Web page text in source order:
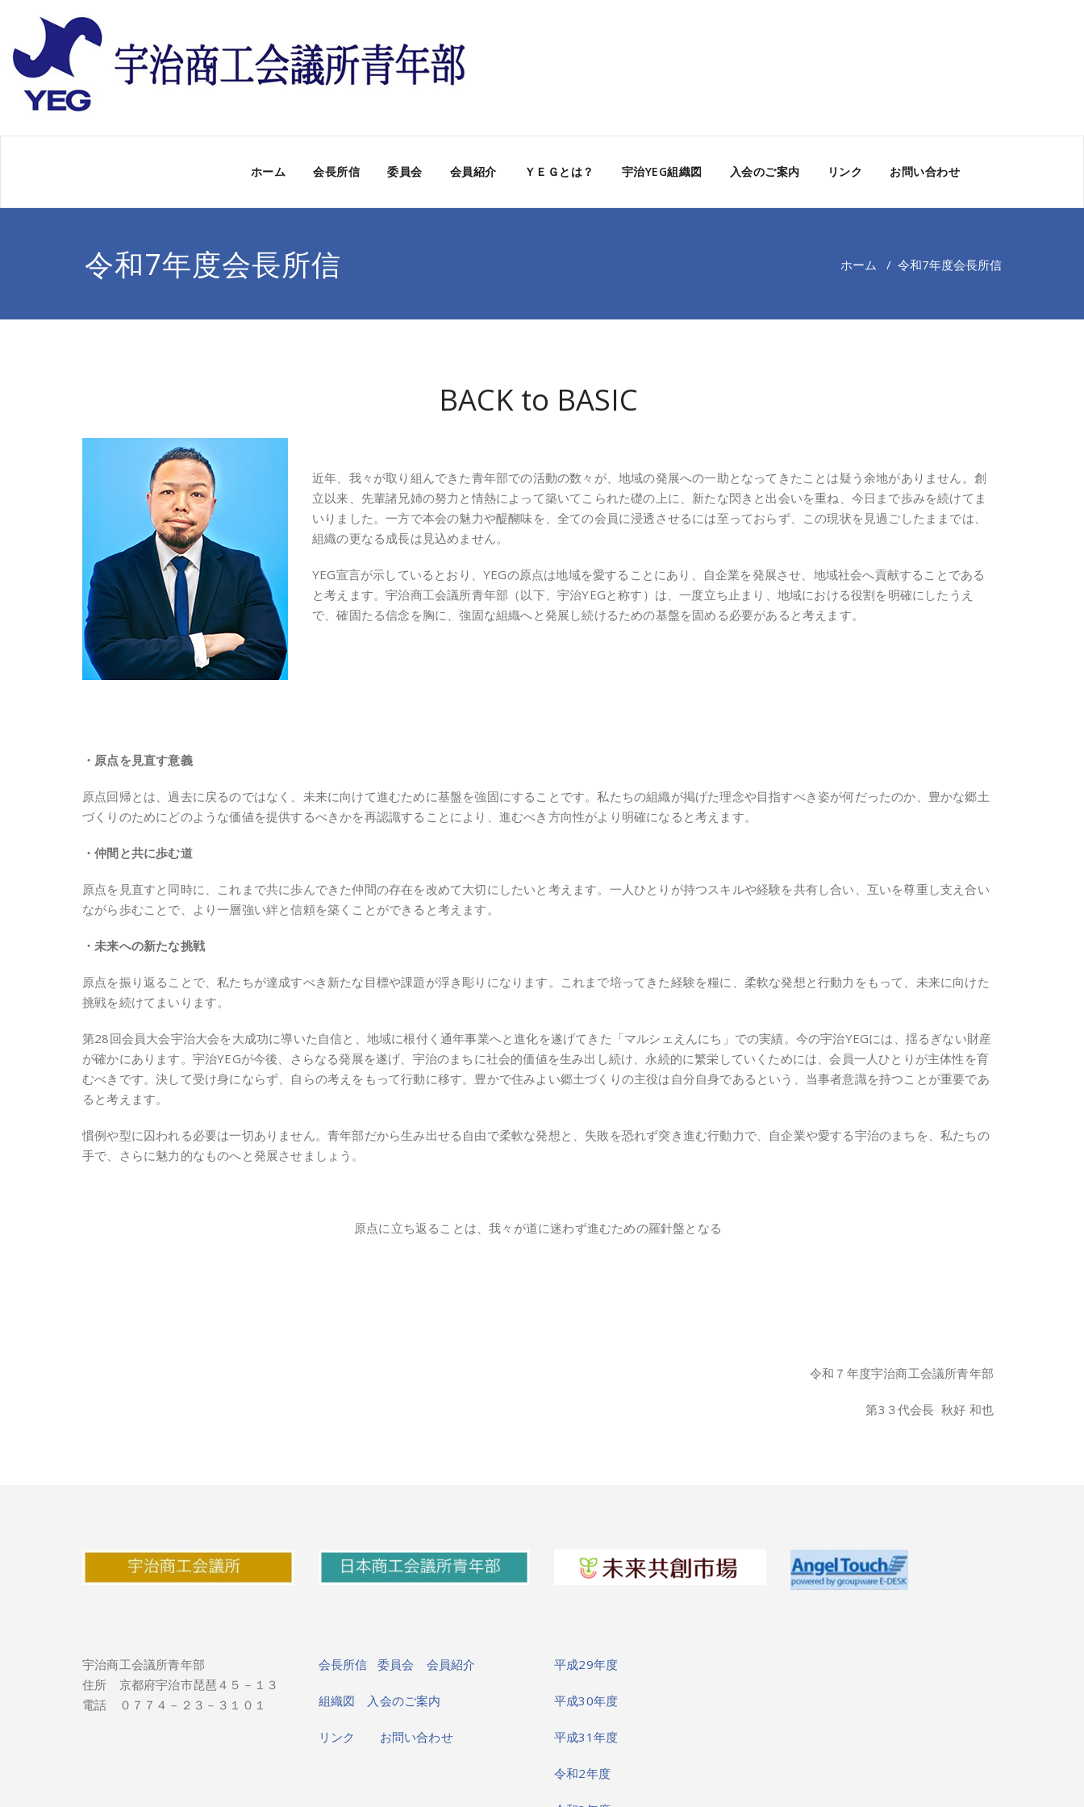
ホーム 会長所信 委員会 会員紹介 ＹＥＧとは？ 宇治YEG組織図 入会のご案内 リンク お問い合わせ
令和7年度会長所信 ホーム / 令和7年度会長所信
BACK to BASIC
近年、我々が取り組んできた青年部での活動の数々が、地域の発展への一助となってきたことは疑う余地がありません。創
立以来、先輩諸兄姉の努力と情熱によって築いてこられた礎の上に、新たな閃きと出会いを重ね、今日まで歩みを続けてま
いりました。一方で本会の魅力や醍醐味を、全ての会員に浸透させるには至っておらず、この現状を見過ごしたままでは、
組織の更なる成長は見込めません。
YEG宣言が示しているとおり、YEGの原点は地域を愛することにあり、自企業を発展させ、地域社会へ貢献することである
と考えます。宇治商工会議所青年部（以下、宇治YEGと称す）は、一度立ち止まり、地域における役割を明確にしたうえ
で、確固たる信念を胸に、強固な組織へと発展し続けるための基盤を固める必要があると考えます。
・原点を見直す意義
原点回帰とは、過去に戻るのではなく、未来に向けて進むために基盤を強固にすることです。私たちの組織が掲げた理念や目指すべき姿が何だったのか、豊かな郷土
づくりのためにどのような価値を提供するべきかを再認識することにより、進むべき方向性がより明確になると考えます。
・仲間と共に歩む道
原点を見直すと同時に、これまで共に歩んできた仲間の存在を改めて大切にしたいと考えます。一人ひとりが持つスキルや経験を共有し合い、互いを尊重し支え合い
ながら歩むことで、より一層強い絆と信頼を築くことができると考えます。
・未来への新たな挑戦
原点を振り返ることで、私たちが達成すべき新たな目標や課題が浮き彫りになります。これまで培ってきた経験を糧に、柔軟な発想と行動力をもって、未来に向けた
挑戦を続けてまいります。
第28回会員大会宇治大会を大成功に導いた自信と、地域に根付く通年事業へと進化を遂げてきた「マルシェえんにち」での実績。今の宇治YEGには、揺るぎない財産
が確かにあります。宇治YEGが今後、さらなる発展を遂げ、宇治のまちに社会的価値を生み出し続け、永続的に繁栄していくためには、会員一人ひとりが主体性を育
むべきです。決して受け身にならず、自らの考えをもって行動に移す。豊かで住みよい郷土づくりの主役は自分自身であるという、当事者意識を持つことが重要であ
ると考えます。
慣例や型に囚われる必要は一切ありません。青年部だから生み出せる自由で柔軟な発想と、失敗を恐れず突き進む行動力で、自企業や愛する宇治のまちを、私たちの
手で、さらに魅力的なものへと発展させましょう。
原点に立ち返ることは、我々が道に迷わず進むための羅針盤となる
令和７年度宇治商工会議所青年部
第3３代会長 秋好 和也
宇治商工会議所青年部
住所 京都府宇治市琵琶４５－１３
電話 ０７７４－２３－３１０１
会長所信 委員会 会員紹介
組織図 入会のご案内
リンク お問い合わせ
平成29年度
平成30年度
平成31年度
令和2年度